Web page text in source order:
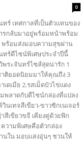
0
ร์ เทศกาลที่เป็นตัวแทนของ
กลับมาอยู่พร้อมหน้าพร้อม
พร้อมส่งมอบความสุขผ่าน
ร์ดีไซน์พิเศษประจำปีนี้
ระจันทร์ไซส์สุดน่ารัก 1
ติยอดนิยมมาให้คุณถึง 3
นเทจสีเขียว-ขาวซิกเนเจอร์
เขียวขจี เคียงคู่ด้วยฟิก
วามพิเศษคือตัวกล่อง
นใน มอบแสงอุ่นๆ ชวนให้